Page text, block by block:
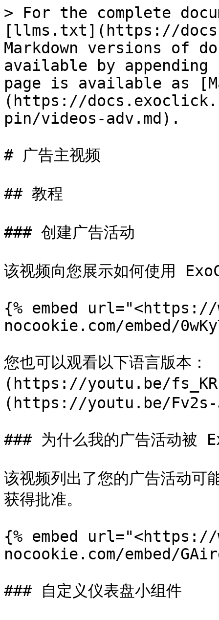
> For the complete
[llms.txt](https://
Markdown versions of
available by
page is available as
(https://
pin/videos-adv.md).
# 广告主视频
## 教程
### 创建广告活动
该视频向您展示如何使用
{% embed url="<https://
nocookie.com/embed/
您也可以观看以下语言版本
(https://youtu.be/
(https://youtu.be/Fv2s-
### 为什么我的广告活动被
该视频列出了您的广告活动可
获得批准。
{% embed url="<https://
nocookie.com/embed/
### 自定义仪表盘小组件